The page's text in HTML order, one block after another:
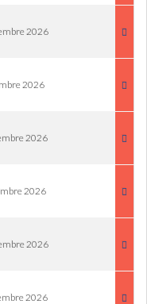
2026
2026
2026
2026
2026
2026